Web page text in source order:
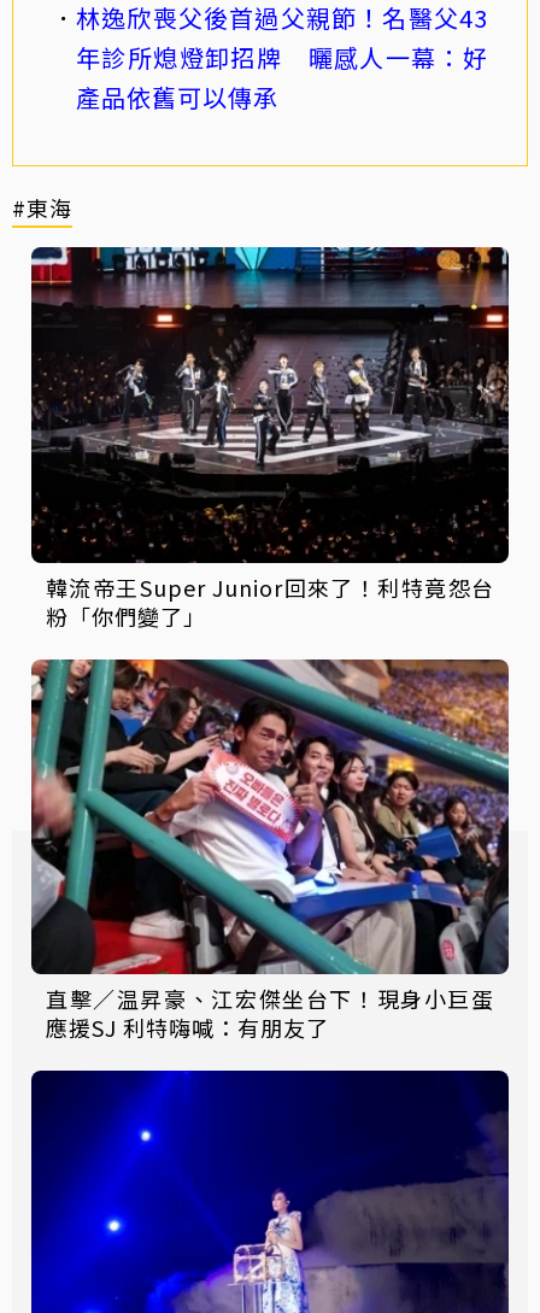
林逸欣喪父後首過父親節！名醫父43
年診所熄燈卸招牌 曬感人一幕：好
產品依舊可以傳承
#東海
韓流帝王Super Junior回來了！利特竟怨台
粉「你們變了」
直擊／温昇豪、江宏傑坐台下！現身小巨蛋
應援SJ 利特嗨喊：有朋友了